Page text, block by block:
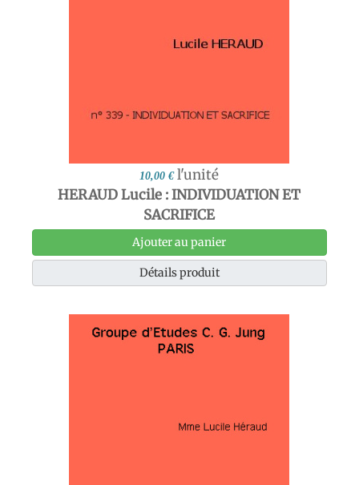
10,00 € l'unité
HERAUD Lucile : INDIVIDUATION ET
SACRIFICE
Ajouter au panier
Détails produit